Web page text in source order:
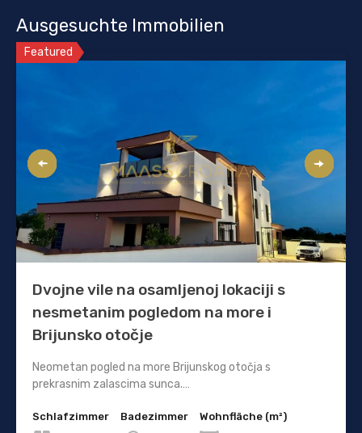
Ausgesuchte Immobilien
Featured
Dvojne vile na osamljenoj lokaciji s
nesmetanim pogledom na more i
Brijunsko otočje
Neometan pogled na more Brijunskog otočja s
prekrasnim zalascima sunca.…
Schlafzimmer
Badezimmer
Wohnfläche (m²)